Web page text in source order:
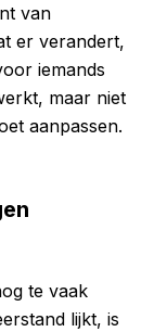
van
er verandert,
iemands
maar niet
aanpassen.
te vaak
lijkt, is